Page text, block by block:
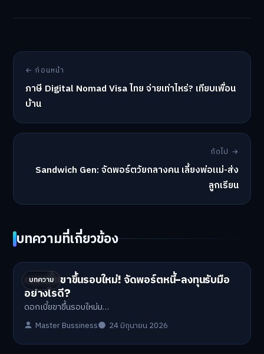
← ก่อนหน้า
ภาษี Digital Nomad Visa ไทย จ่ายเท่าไหร่? เทียบเพื่อน
บ้าน
ถัดไป →
Sandwich Gen: จัดพอร์ตวัยกลางคน เลี้ยงพ่อแม่-ส่ง
ลูกเรียน
บทความที่เกี่ยวข้อง
บทความ
ดอกเบี้ยขาขึ้นรอบใหม่! จัดพอร์ตหนี้-ลงทุนรับมือ
อย่างไรดี?
ดอกเบี้ยขาขึ้นรอบใหม่ม…
Master Bussiness 24 มิถุนายน 2026